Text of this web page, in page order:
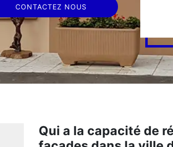
CONTACTEZ NOUS
Qui a la capacité de